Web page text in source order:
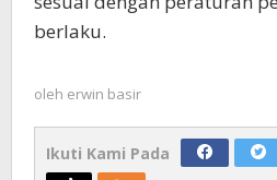
berlaku.
oleh erwin basir
Ikuti Kami Pada